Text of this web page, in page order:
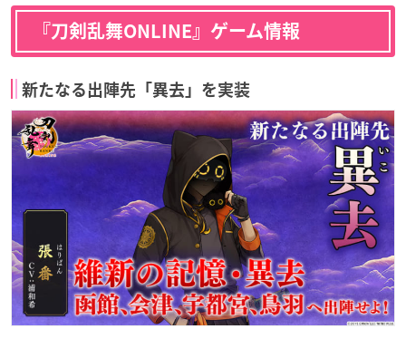
『刀剣乱舞ONLINE』ゲーム情報
新たなる出陣先「異去」を実装